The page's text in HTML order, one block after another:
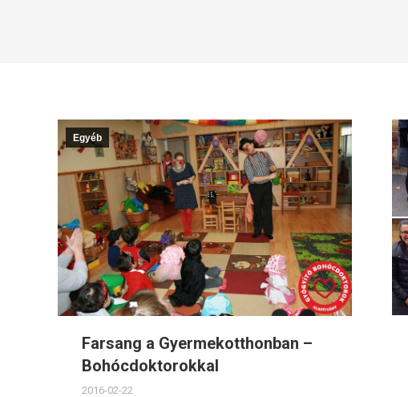
Egyéb
Farsang a Gyermekotthonban –
Bohócdoktorokkal
2016-02-22